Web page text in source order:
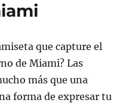
que capture el
de Miami? Las
más que una
forma de expresar tu